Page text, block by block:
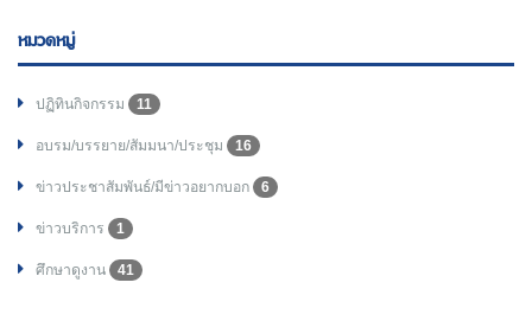
หมวดหมู่
ปฏิทินกิจกรรม 11
อบรม/บรรยาย/สัมมนา/ประชุม 16
ข่าวประชาสัมพันธ์/มีข่าวอยากบอก 6
ข่าวบริการ 1
ศึกษาดูงาน 41